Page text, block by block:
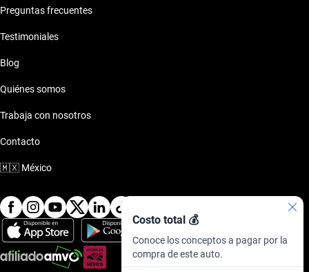
Costo total 💰
Conoce los conceptos a pagar por la
compra de este auto.
Preguntas frecuentes
Testimoniales
Blog
Quiénes somos
Trabaja con nosotros
Contacto
🇲🇽 México